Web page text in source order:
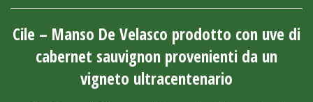
Cile – Manso De Velasco prodotto con uve di
cabernet sauvignon provenienti da un
vigneto ultracentenario